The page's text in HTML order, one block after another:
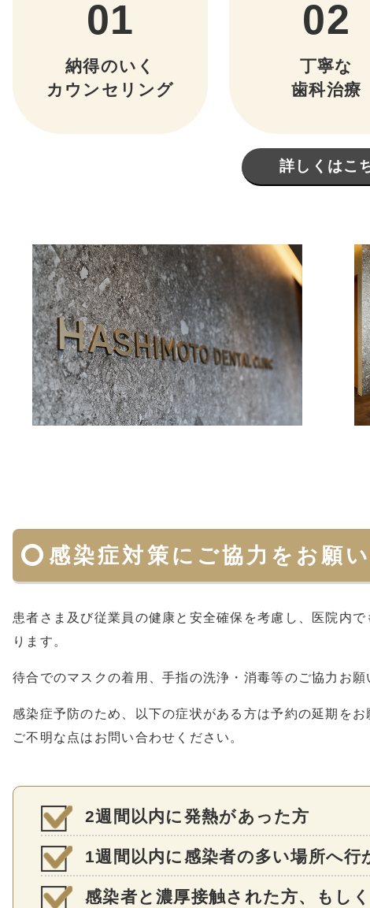
01
納得のいく
カウンセリング
02
丁寧な
歯科治療
詳しくはこ
感染症対策にご協力をお願
患者さま及び従業員の健康と安全確保を考慮し、医院内
ります。
待合でのマスクの着用、手指の洗浄・消毒等のご協力お願
感染症予防のため、以下の症状がある方は予約の延期をお
ご不明な点はお問い合わせください。
2週間以内に発熱があった方
1週間以内に感染者の多い場所へ行
感染者と濃厚接触された方、もし